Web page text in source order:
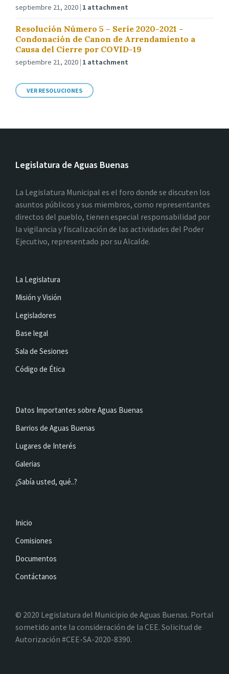
septiembre 21, 2020 1 attachment
Resolución Número 5 – Serie 2020-2021 –
Condonación de Canon de Arrendamiento a
Causa del Cierre por COVID-19
septiembre 21, 2020 1 attachment
VER RESOLUCIONES
Legislatura de Aguas Buenas
La Legislatura Municipal es el foro donde se discuten los
asuntos públicos y sus miembros, como representantes
directos del pueblo, tienen especial responsabilidad por
la vigilancia y fiscalización de las actividades del Poder
Ejecutivo, representado por su Alcalde.
La Legislatura
Misión y Visión
Legisladores
Base legal
Sala de Sesiones
Código de Ética
Datos Importantes sobre Aguas Buenas
Barrios de Aguas Buenas
Lugares de Interés
Galerias
¿Sabía usted, qué..?
Inicio
Comisiones
Documentos
Contáctanos
© 2020 Legislatura del Municipio de Aguas Buenas. Portal
sometido ante la consideración de la CEE. Solicitud de
Autorización #CEE-SA-2020-8390.